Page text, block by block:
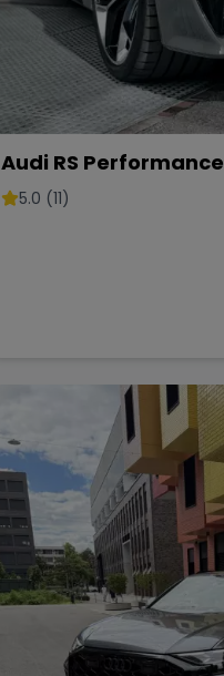
Audi RS Performance
5.0 (11)